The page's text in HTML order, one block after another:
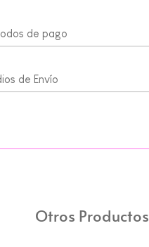
de pago
de Envío
Otros Productos